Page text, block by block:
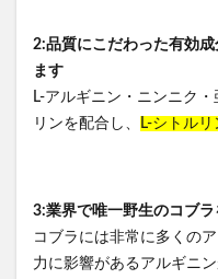
2:品質にこだわった有効
ます
L-アルギニン・ニンニク
リンを配合し、
L-シトル
3:業界で唯一野生のコブ
コブラには非常に多くの
力に影響があるアルギニン